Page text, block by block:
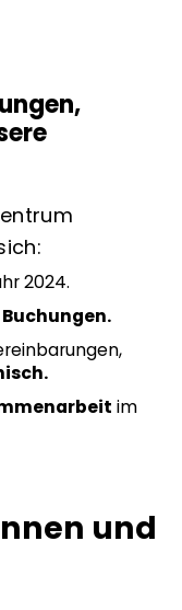
2024.
Buchungen.
im
und